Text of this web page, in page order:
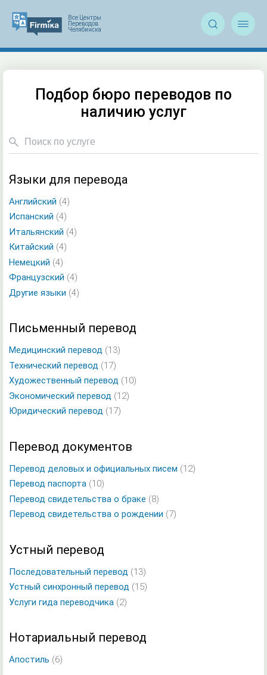
 
Подбор бюро переводов по
наличию услуг
Языки для перевода
Английский (4)
Испанский (4)
Итальянский (4)
Китайский (4)
Немецкий (4)
Французский (4)
Другие языки (4)
Письменный перевод
Медицинский перевод (13)
Технический перевод (17)
Художественный перевод (10)
Экономический перевод (12)
Юридический перевод (17)
Перевод документов
Перевод деловых и официальных писем (12)
Перевод паспорта (10)
Перевод свидетельства о браке (8)
Перевод свидетельства о рождении (7)
Устный перевод
Последовательный перевод (13)
Устный синхронный перевод (15)
Услуги гида переводчика (2)
Нотариальный перевод
Апостиль (6)